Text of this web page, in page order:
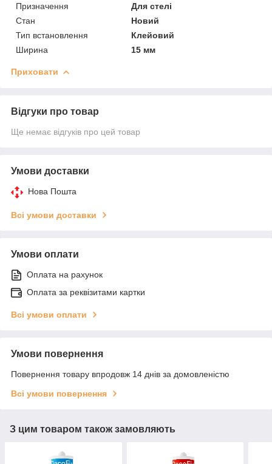
Призначення
Для стелі
Стан
Новий
Тип встановлення
Клейовий
Ширина
15 мм
Приховати
Відгуки про товар
Ще немає відгуків про цей товар
Умови доставки
Нова Пошта
Всі умови доставки
Умови оплати
Оплата на рахунок
Оплата за реквізитами картки
Всі умови оплати
Умови повернення
Повернення товару впродовж 14 днів за домовленістю
Всі умови повернення
З цим товаром також замовляють